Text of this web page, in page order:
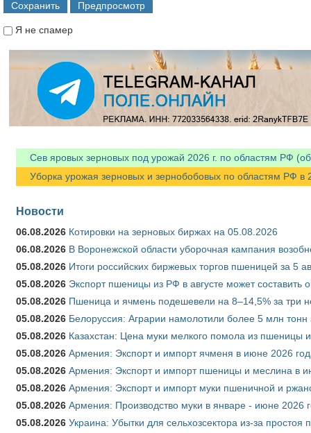
Я не спамер
Сев яровых зерновых под урожай 2026 г. по областям РФ
Уборка урожая зерновых и зернобобовых по областям РФ в
Новости
06.08.2026 Котировки на зерновых биржах на 05.08.2026
06.08.2026 В Воронежской области уборочная кампания
05.08.2026 Итоги российских биржевых торгов пшеницей за 5
05.08.2026 Экспорт пшеницы из РФ в августе может составить
05.08.2026 Пшеница и ячмень подешевели на 8–14,5% за три
05.08.2026 Белоруссия: Аграрии намолотили более 5 млн тонн
05.08.2026 Казахстан: Цена муки мелкого помола из пшеницы
05.08.2026 Армения: Экспорт и импорт ячменя в июне 2026
05.08.2026 Армения: Экспорт и импорт пшеницы и меслина в
05.08.2026 Армения: Экспорт и импорт муки пшеничной и
05.08.2026 Армения: Производство муки в январе - июне 2026
05.08.2026 Украина: Убытки для сельхозсектора из-за простоя